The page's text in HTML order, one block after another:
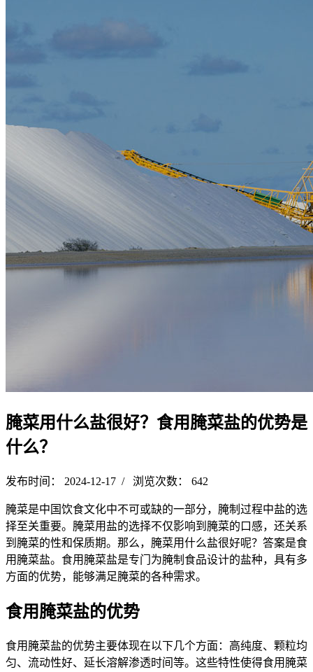
腌菜用什么盐很好？食用腌菜盐的优势是
什么？
发布时间： 2024-12-17 / 浏览次数： 642
腌菜是中国饮食文化中不可或缺的一部分，腌制过程中盐的选
择至关重要。腌菜用盐的选择不仅影响到腌菜的口感，还关系
到腌菜的性和保质期。那么，腌菜用什么盐很好呢？答案是食
用腌菜盐。食用腌菜盐是专门为腌制食品设计的盐种，具有多
方面的优势，能够满足腌菜的各种需求。
食用腌菜盐的优势
食用腌菜盐的优势主要体现在以下几个方面：高纯度、颗粒均
匀、流动性好、延长溶解渗透时间等。这些特性使得食用腌菜